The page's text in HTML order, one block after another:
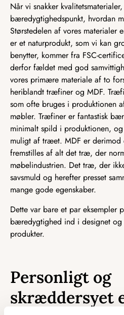
Når vi snakker
bæredygtighedspunkt, hvordan
Størstedelen af vores
er et naturprodukt, som vi kan
benytter, kommer fra FSC-
derfor fældet med god
vores primære materiale af to
heriblandt træfiner og MDF.
som ofte bruges i produktionen
møbler. Træfiner er fantastisk
minimalt spild i produktionen,
muligt af træet. MDF er
fremstilles af alt det træ, der
møbelindustrien. Det træ, der
savsmuld og herefter presset
mange gode egenskaber.
Dette var bare et par eksempler
bæredygtighed ind i designet
produkter.
Personligt og
skræddersyet